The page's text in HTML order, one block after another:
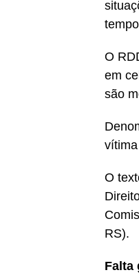
O
em
são
O
RS).
Falta